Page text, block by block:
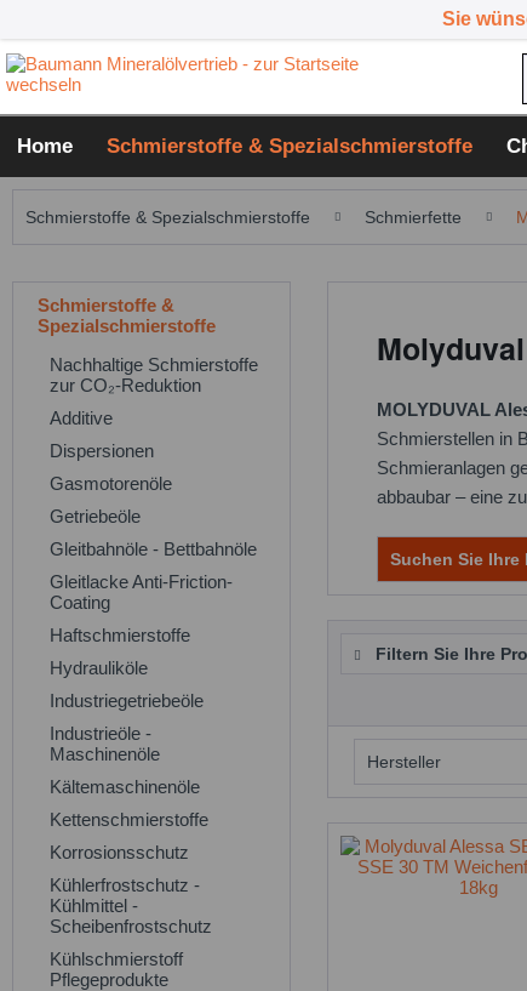
Sie
Home Schmierstoffe & Spezialschmierstoffe
Schmierstoffe & Spezialschmierstoffe Schmierfette
Schmierstoffe &
Spezialschmierstoffe
Nachhaltige Schmierstoffe
zur CO₂-Reduktion
Additive
Dispersionen
Gasmotorenöle
Getriebeöle
Gleitbahnöle - Bettbahnöle
Gleitlacke Anti-Friction-
Coating
Haftschmierstoffe
Hydrauliköle
Industriegetriebeöle
Industrieöle -
Maschinenöle
Kältemaschinenöle
Kettenschmierstoffe
Korrosionsschutz
Kühlerfrostschutz -
Kühlmittel -
Scheibenfrostschutz
Kühlschmierstoff
Pflegeprodukte
MOLYDUVAL
Schmierstellen in
Schmieranlagen
abbaubar – eine
Suchen Sie
Filtern Sie Ihre
Hersteller